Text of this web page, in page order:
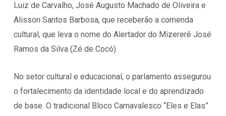
Luiz de Carvalho, José Augusto Machado de Oliveira e
Alisson Santos Barbosa, que receberão a comenda
cultural, que leva o nome do Alertador do Mizererê José
Ramos da Silva (Zé de Cocó).
No setor cultural e educacional, o parlamento assegurou
o fortalecimento da identidade local e do aprendizado
de base. O tradicional Bloco Carnavalesco “Eles e Elas”